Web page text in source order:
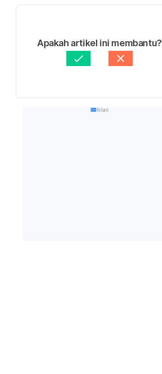
Apakah artikel ini membantu?
Iklan